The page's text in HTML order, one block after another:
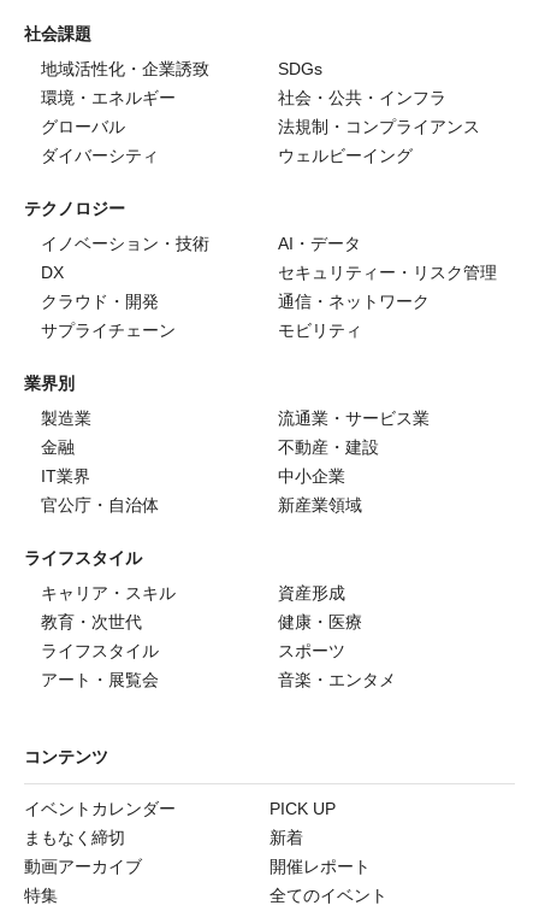
社会課題
地域活性化・企業誘致
SDGs
環境・エネルギー
社会・公共・インフラ
グローバル
法規制・コンプライアンス
ダイバーシティ
ウェルビーイング
テクノロジー
イノベーション・技術
AI・データ
DX
セキュリティー・リスク管理
クラウド・開発
通信・ネットワーク
サプライチェーン
モビリティ
業界別
製造業
流通業・サービス業
金融
不動産・建設
IT業界
中小企業
官公庁・自治体
新産業領域
ライフスタイル
キャリア・スキル
資産形成
教育・次世代
健康・医療
ライフスタイル
スポーツ
アート・展覧会
音楽・エンタメ
コンテンツ
イベントカレンダー
PICK UP
まもなく締切
新着
動画アーカイブ
開催レポート
特集
全てのイベント